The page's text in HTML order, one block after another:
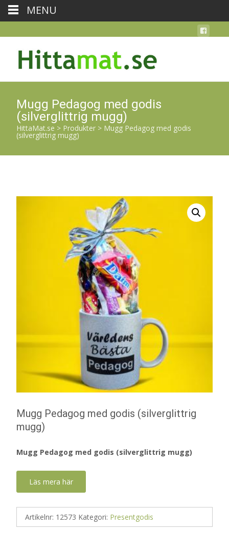
Mugg Pedagog med godis
(silverglittrig mugg)
HittaMat.se > Produkter > Mugg Pedagog med godis
(silverglittrig mugg)
Mugg Pedagog med godis (silverglittrig
mugg)
Mugg Pedagog med godis (silverglittrig mugg)
Läs mera här
Artikelnr: 12573 Kategori: Presentgodis
MENU